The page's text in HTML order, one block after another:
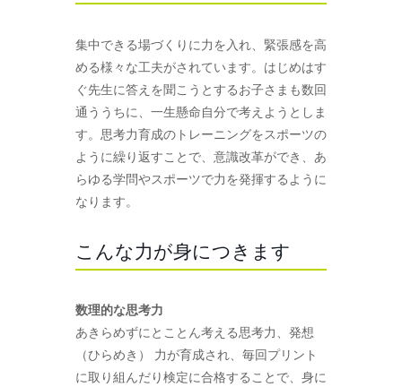
集中できる場づくりに力を入れ、緊張感を高
める様々な工夫がされています。はじめはす
ぐ先生に答えを聞こうとするお子さまも数回
通ううちに、一生懸命自分で考えようとしま
す。思考力育成のトレーニングをスポーツの
ように繰り返すことで、意識改革ができ、あ
らゆる学問やスポーツで力を発揮するように
なります。
こんな力が身につきます
数理的な思考力
あきらめずにとことん考える思考力、発想
（ひらめき） 力が育成され、毎回プリント
に取り組んだり検定に合格することで、身に